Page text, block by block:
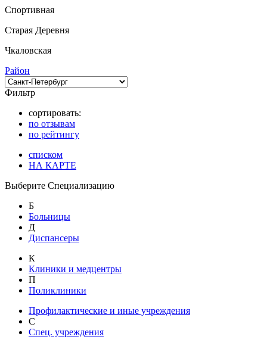
Спортивная
Старая Деревня
Чкаловская
Район
Фильтр
сортировать:
по отзывам
по рейтингу
списком
НА КАРТЕ
Выберите Специализацию
Б
Больницы
Д
Диспансеры
К
Клиники и медцентры
П
Поликлиники
Профилактические и иные учреждения
С
Спец. учреждения